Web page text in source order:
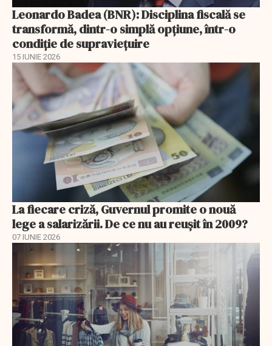
Leonardo Badea (BNR): Disciplina fiscală se
transformă, dintr-o simplă opțiune, într-o
condiție de supraviețuire
15 IUNIE 2026
La fiecare criză, Guvernul promite o nouă
lege a salarizării. De ce nu au reușit în 2009?
07 IUNIE 2026